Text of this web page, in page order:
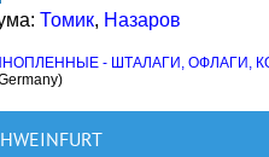
Томик, Назаров
- ШТАЛАГИ, ОФЛАГИ,